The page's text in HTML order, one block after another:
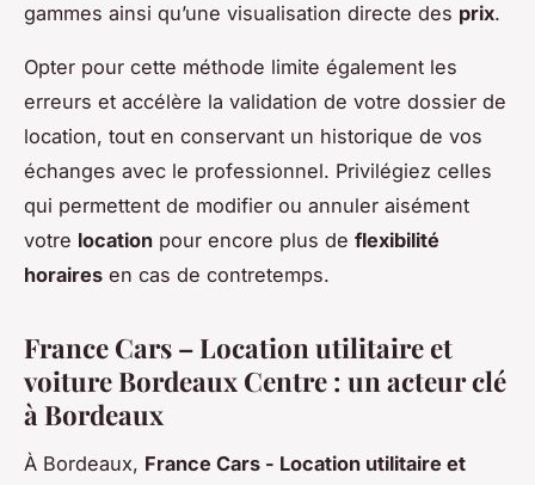
gammes ainsi qu’une visualisation directe des prix.
Opter pour cette méthode limite également les
erreurs et accélère la validation de votre dossier de
location, tout en conservant un historique de vos
échanges avec le professionnel. Privilégiez celles
qui permettent de modifier ou annuler aisément
votre location pour encore plus de flexibilité
horaires en cas de contretemps.
France Cars – Location utilitaire et
voiture Bordeaux Centre : un acteur clé
à Bordeaux
À Bordeaux, France Cars - Location utilitaire et